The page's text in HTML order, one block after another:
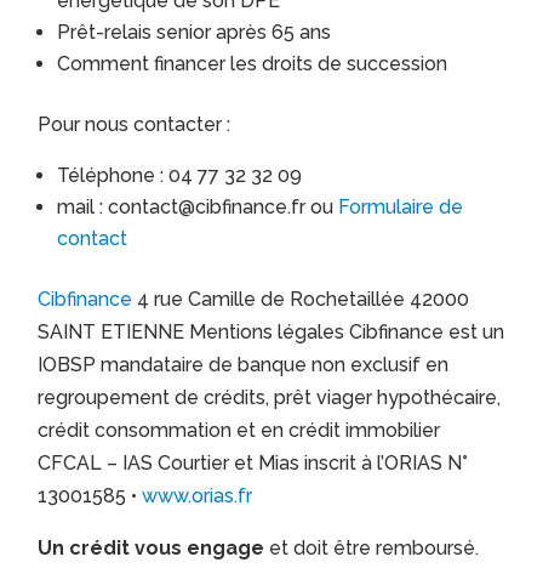
Prêt-relais senior après 65 ans
Comment financer les droits de succession
Pour nous contacter :
Téléphone : 04 77 32 32 09
mail : contact@cibfinance.fr ou Formulaire de
contact
Cibfinance 4 rue Camille de Rochetaillée 42000
SAINT ETIENNE Mentions légales Cibfinance est un
IOBSP mandataire de banque non exclusif en
regroupement de crédits, prêt viager hypothécaire,
crédit consommation et en crédit immobilier
CFCAL – IAS Courtier et Mias inscrit à l’ORIAS N°
13001585 •www.orias.fr
Un crédit vous engage et doit être remboursé.